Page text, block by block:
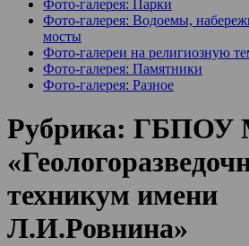
Фото-галерея: Парки
Фото-галерея: Водоемы,
мосты
Фото-галереи на религиозную
Фото-галерея: Памятники
Фото-галерея: Разное
Рубрика: ГБПОУ
техникум имени
Л.И.Ровнина»